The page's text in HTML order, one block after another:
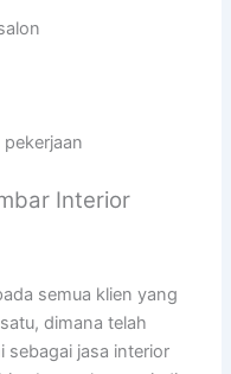
Interior
semua klien yang
dimana telah
sebagai jasa interior